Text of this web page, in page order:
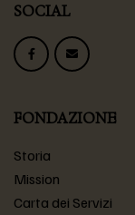
FONDAZIONE
Storia
Mission
Carta dei Servizi
SOCIAL